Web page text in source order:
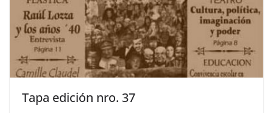
Tapa edición nro. 37